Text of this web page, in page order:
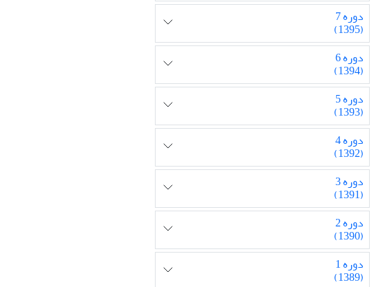
دوره 7
(1395)
دوره 6
(1394)
دوره 5
(1393)
دوره 4
(1392)
دوره 3
(1391)
دوره 2
(1390)
دوره 1
(1389)